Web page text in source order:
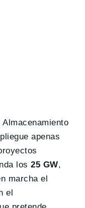
apenas
los25 GW,
marcha el
el